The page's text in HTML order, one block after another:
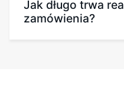
Jak długo trwa
zamówienia?